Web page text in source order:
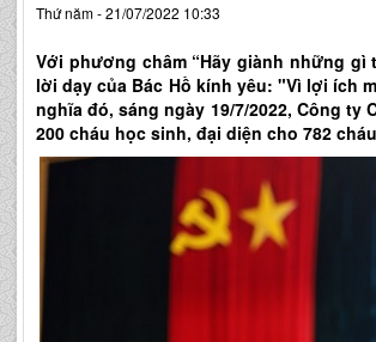
Thứ năm - 21/07/2022 10:33
Với phương châm “Hãy giành những
lời dạy của Bác Hồ kính yêu: "Vì lợi ích
nghĩa đó, sáng ngày 19/7/2022, Công
200 cháu học sinh, đại diện cho 782